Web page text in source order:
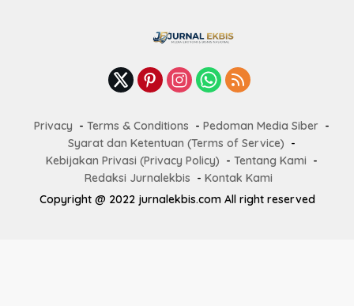
Privacy Terms & Conditions
Pedoman Media Siber
Syarat dan Ketentuan (Terms of Service)
Kebijakan Privasi (Privacy Policy)
Tentang Kami
Redaksi Jurnalekbis
Kontak Kami
Copyright @ 2022 jurnalekbis.com All right reserved